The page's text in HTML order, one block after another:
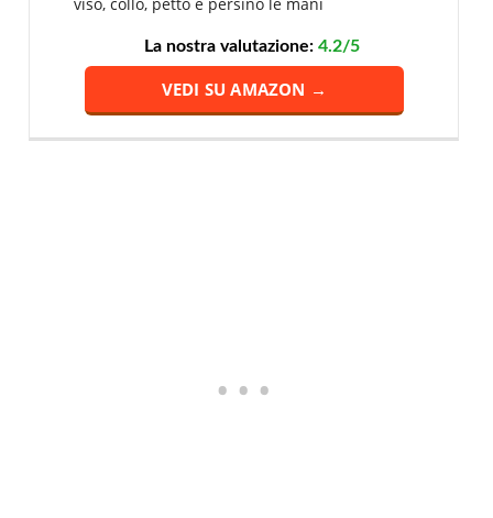
La nostra valutazione: 4.2/5
VEDI SU AMAZON →